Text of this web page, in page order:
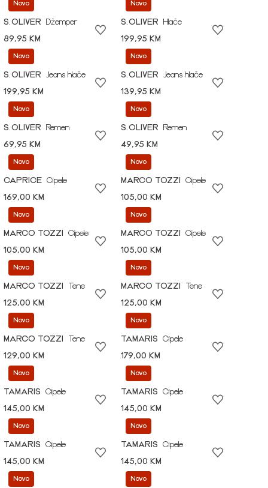
Novo
S.OLIVER
Džemper
89,95 KM
Novo
S.OLIVER
Hlače
199,95 KM
Novo
S.OLIVER
Jeans hlače
199,95 KM
Novo
S.OLIVER
Jeans hlače
139,95 KM
Novo
S.OLIVER
Remen
69,95 KM
Novo
S.OLIVER
Remen
49,95 KM
Novo
CAPRICE Cipele
169,00 KM
Novo
MARCO TOZZI
Cipele
105,00 KM
Novo
MARCO TOZZI
Cipele
105,00 KM
Novo
MARCO TOZZI
Cipele
105,00 KM
Novo
MARCO TOZZI
Tene
125,00 KM
Novo
MARCO TOZZI
Tene
125,00 KM
Novo
MARCO TOZZI
Tene
129,00 KM
Novo
TAMARIS
Cipele
179,00 KM
Novo
TAMARIS
Cipele
145,00 KM
Novo
TAMARIS
Cipele
145,00 KM
Novo
TAMARIS
Cipele
145,00 KM
Novo
TAMARIS
Cipele
145,00 KM
Novo Novo